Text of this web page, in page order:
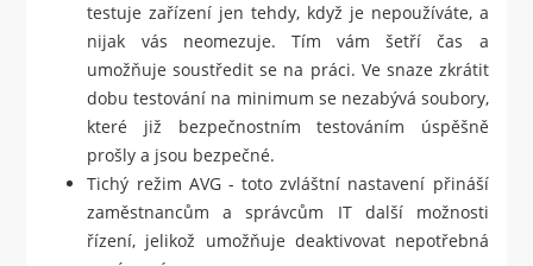
testuje zařízení jen tehdy, když je nepoužíváte, a
nijak vás neomezuje. Tím vám šetří čas a
umožňuje soustředit se na práci. Ve snaze zkrátit
dobu testování na minimum se nezabývá soubory,
které již bezpečnostním testováním úspěšně
prošly a jsou bezpečné.
Tichý režim AVG - toto zvláštní nastavení přináší
zaměstnancům a správcům IT další možnosti
řízení, jelikož umožňuje deaktivovat nepotřebná